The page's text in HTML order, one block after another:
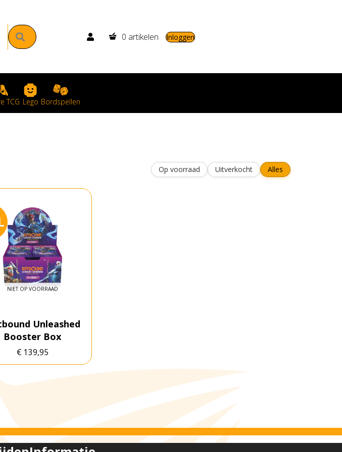
Zoeken 0 artikelen Inloggen
TCG Lego Bordspellen
Op voorraad Uitverkocht Alles
NIET OP VOORRAAD
Unleashed
Booster Box
€ 139,95